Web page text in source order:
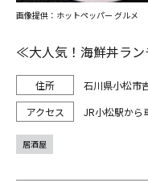
≪大人気！海鮮丼ラ
石川県小松市
JR小松駅から
画像提供：ホットペッパー グルメ
居酒屋